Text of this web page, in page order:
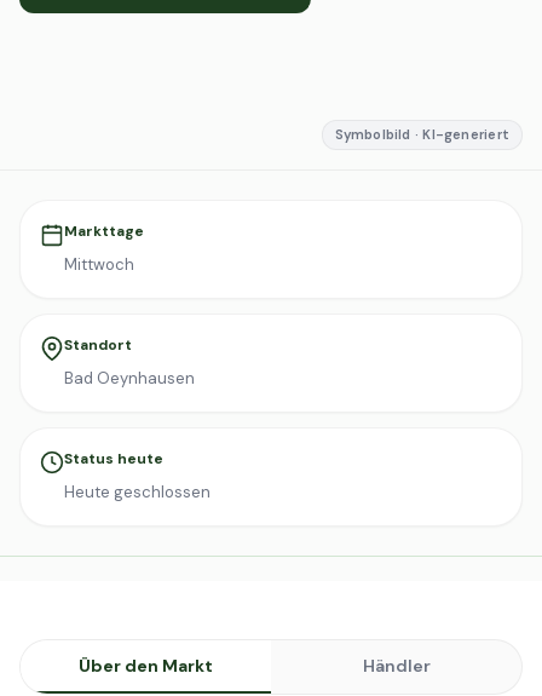
Symbolbild · KI-generiert
Markttage
Mittwoch
Standort
Bad Oeynhausen
Status heute
Heute geschlossen
Über den Markt Händler